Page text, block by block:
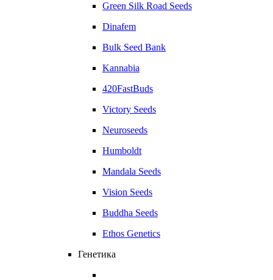
Green Silk Road Seeds
Dinafem
Bulk Seed Bank
Kannabia
420FastBuds
Victory Seeds
Neuroseeds
Humboldt
Mandala Seeds
Vision Seeds
Buddha Seeds
Ethos Genetics
Генетика